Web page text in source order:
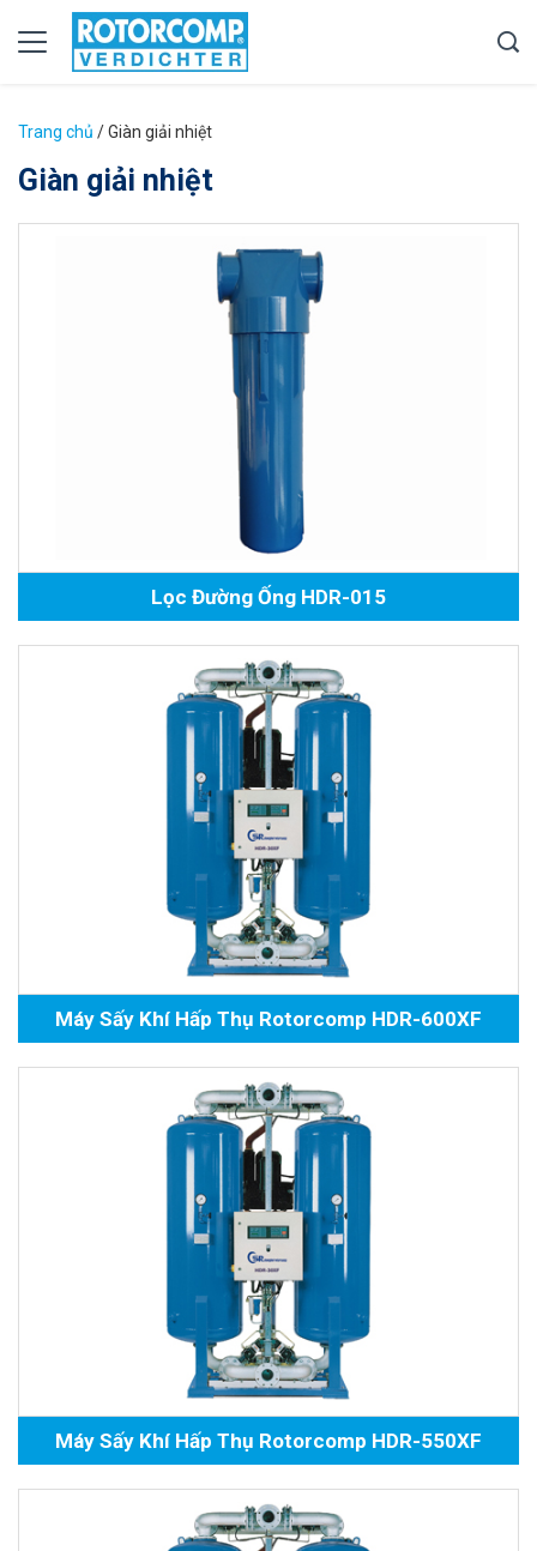
Trang chủ /Giàn giải nhiệt
Giàn giải nhiệt
Lọc Đường Ống HDR-015
Máy Sấy Khí Hấp Thụ Rotorcomp HDR-600XF
Máy Sấy Khí Hấp Thụ Rotorcomp HDR-550XF